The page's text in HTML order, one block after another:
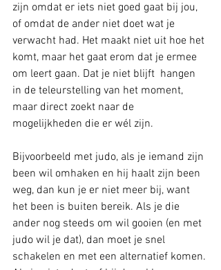
zijn omdat er iets niet goed gaat bij jou,
of omdat de ander niet doet wat je
verwacht had. Het maakt niet uit hoe het
komt, maar het gaat erom dat je ermee
om leert gaan. Dat je niet blijft  hangen
in de teleurstelling van het moment,
maar direct zoekt naar de
mogelijkheden die er wél zijn.
Bijvoorbeeld met judo, als je iemand zijn
been wil omhaken en hij haalt zijn been
weg, dan kun je er niet meer bij, want
het been is buiten bereik. Als je die
ander nog steeds om wil gooien (en met
judo wil je dat), dan moet je snel
schakelen en met een alternatief komen.